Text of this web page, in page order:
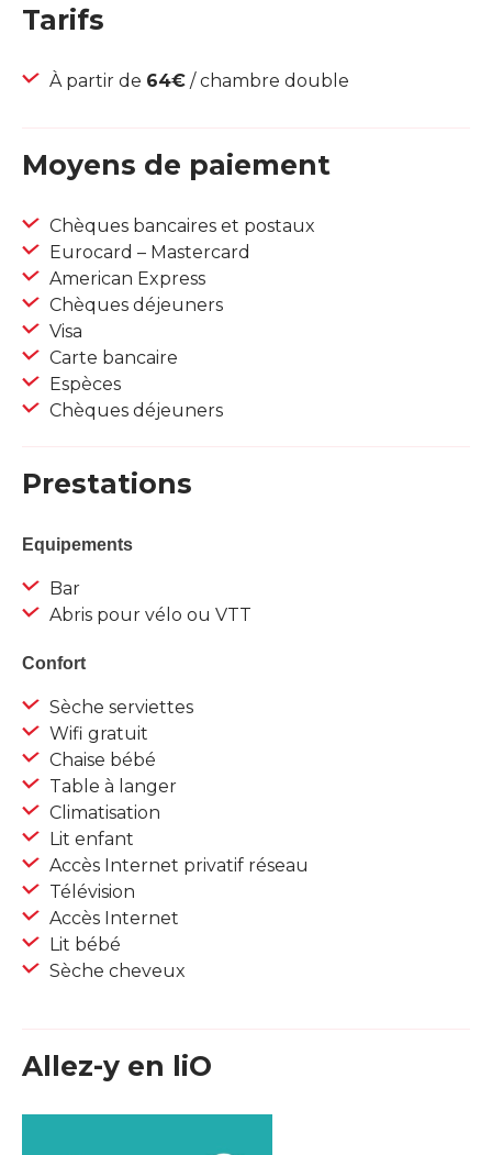
Tarifs
À partir de 64€ / chambre double
Moyens de paiement
Chèques bancaires et postaux
Eurocard – Mastercard
American Express
Chèques déjeuners
Visa
Carte bancaire
Espèces
Chèques déjeuners
Prestations
Equipements
Bar
Abris pour vélo ou VTT
Confort
Sèche serviettes
Wifi gratuit
Chaise bébé
Table à langer
Climatisation
Lit enfant
Accès Internet privatif réseau
Télévision
Accès Internet
Lit bébé
Sèche cheveux
Allez-y en liO